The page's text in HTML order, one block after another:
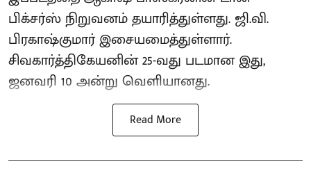
பிக்சர்ஸ் நிறுவனம் தயாரித்துள்ளது. ஜி.வி.
பிரகாஷ்குமார் இசையமைத்துள்ளார்.
சிவகார்த்திகேயனின் 25-வது படமான இது,
ஜனவரி 10 அன்று வெளியானது.
Read More